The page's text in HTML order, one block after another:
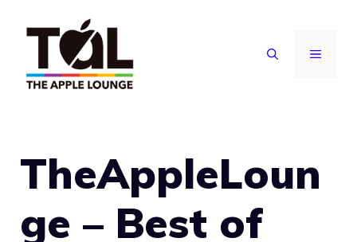
contenuto
MENU
TheAppleLoun
ge – Best of